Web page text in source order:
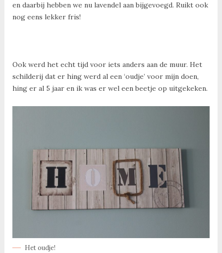
en daarbij hebben we nu lavendel aan bijgevoegd. Ruikt ook
nog eens lekker fris!
Ook werd het echt tijd voor iets anders aan de muur. Het
schilderij dat er hing werd al een ‘oudje’ voor mijn doen,
hing er al 5 jaar en ik was er wel een beetje op uitgekeken.
Het oudje!